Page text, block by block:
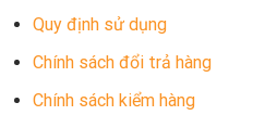
Quy định sử dụng
Chính sách đổi trả hàng
Chính sách kiểm hàng